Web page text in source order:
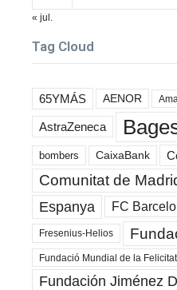
« jul.
Tag Cloud
65YMÁS AENOR
AstraZeneca
bombers CaixaBank
Comunitat de
Espanya FC
Fresenius-Helios
Fundació Mundial de la Felicitat
Fundación Jiménez